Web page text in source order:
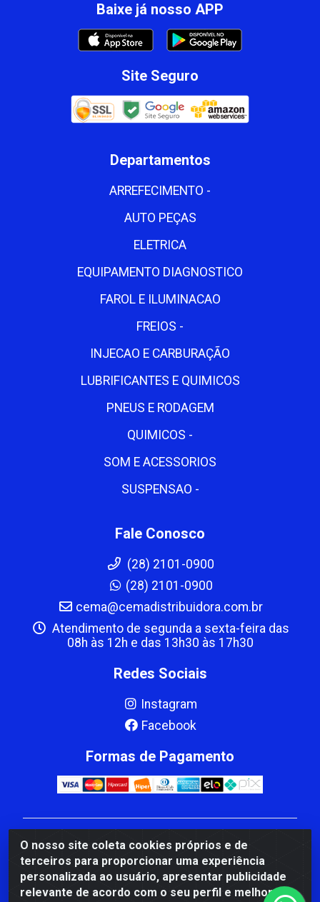
O nosso site coleta cookies próprios e de
terceiros para proporcionar uma experiência
personalizada ao usuário, apresentar publicidade
relevante de acordo com o seu perfil e melhorar a
Baixe já nosso APP
Site Seguro
Departamentos
ARREFECIMENTO -
AUTO PEÇAS
ELETRICA
EQUIPAMENTO DIAGNOSTICO
FAROL E ILUMINACAO
FREIOS -
INJECAO E CARBURAÇÃO
LUBRIFICANTES E QUIMICOS
PNEUS E RODAGEM
QUIMICOS -
SOM E ACESSORIOS
SUSPENSAO -
Fale Conosco
(28) 2101-0900
(28) 2101-0900
cema@cemadistribuidora.com.br
Atendimento de segunda a sexta-feira das
08h às 12h e das 13h30 às 17h30
Redes Sociais
Instagram
Facebook
Formas de Pagamento
CBP MACEDO COMERCIO PEÇAS LTDA Matriz - av
Mauro Miranda Madureira, 1249 - Coramara , Cachoeiro
de Itapemirim/ES - CEP 29.311-310 - CNPJ
00.502.680/0001-41